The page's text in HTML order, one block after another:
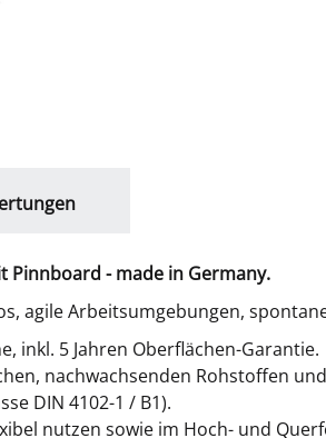
Pinnboard - made in Germany.
agile Arbeitsumgebungen,
inkl. 5 Jahren Oberflächen-Garantie.
nachwachsenden Rohstoffen
DIN 4102-1 / B1).
nutzen sowie im Hoch- und